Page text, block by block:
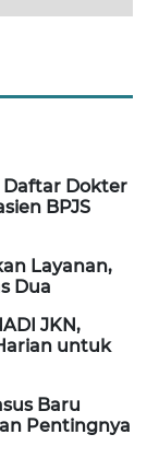
Daftar Dokter
BPJS
Layanan,
Dua
JKN,
untuk
Baru
Pentingnya